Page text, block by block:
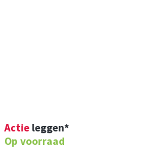
Actie leggen*
Op voorraad